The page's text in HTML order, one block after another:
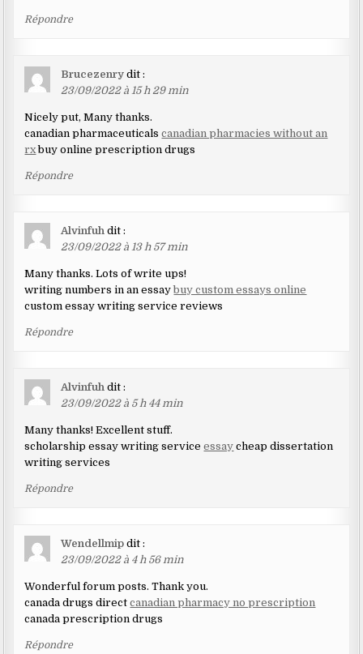
Répondre
Brucezenry dit :
23/09/2022 à 15 h 29 min
Nicely put, Many thanks.
canadian pharmaceuticalscanadian pharmacies without an
rxbuy online prescription drugs
Répondre
Alvinfuh dit :
23/09/2022 à 13 h 57 min
Many thanks. Lots of write ups!
writing numbers in an essaybuy custom essays online
custom essay writing service reviews
Répondre
Alvinfuh dit :
23/09/2022 à 5 h 44 min
Many thanks! Excellent stuff.
scholarship essay writing serviceessay cheap dissertation
writing services
Répondre
Wendellmip dit :
23/09/2022 à 4 h 56 min
Wonderful forum posts. Thank you.
canada drugs directcanadian pharmacy no prescription
canada prescription drugs
Répondre